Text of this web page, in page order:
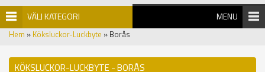
VÄLJ KATEGORI MENU
Hem » Köksluckor-Luckbyte » Borås
KÖKSLUCKOR-LUCKBYTE - BORÅS